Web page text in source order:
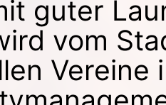
guter
vom
Vereine